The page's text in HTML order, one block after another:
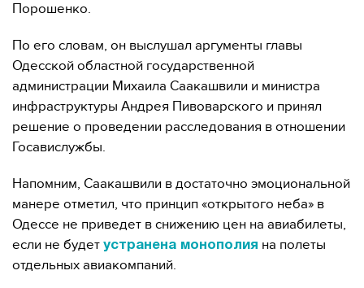
Порошенко.
По его словам, он выслушал аргументы главы
Одесской областной государственной
администрации Михаила Саакашвили и министра
инфраструктуры Андрея Пивоварского и принял
решение о проведении расследования в отношении
Госавислужбы.
Напомним, Саакашвили в достаточно эмоциональной
манере отметил, что принцип «открытого неба» в
Одессе не приведет в снижению цен на авиабилеты,
если не будет устранена монополия на полеты
отдельных авиакомпаний.